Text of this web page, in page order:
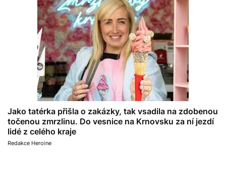
Jako tatérka přišla o zakázky, tak vsadila na zdobenou
točenou zmrzlinu. Do vesnice na Krnovsku za ní jezdí
lidé z celého kraje
Redakce Heroine